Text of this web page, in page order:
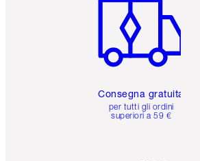
Consegna gratuita
per tutti gli ordini
superiori a 59 €